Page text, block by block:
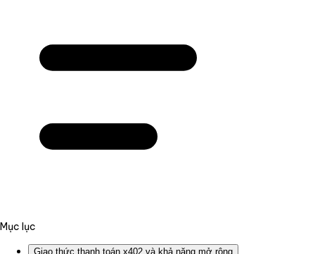
Mục lục
Giao thức thanh toán x402 và khả năng mở rộng